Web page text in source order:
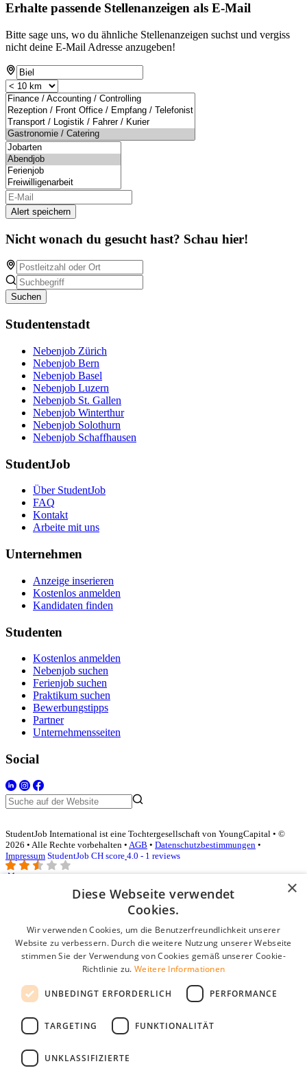
Erhalte passende Stellenanzeigen als E-Mail
Bitte sage uns, wo du ähnliche Stellenanzeigen suchst und vergiss
nicht deine E-Mail Adresse anzugeben!
Alert speichern
Nicht wonach du gesucht hast? Schau hier!
Suchen
Studentenstadt
Nebenjob Zürich
Nebenjob Bern
Nebenjob Basel
Nebenjob Luzern
Nebenjob St. Gallen
Nebenjob Winterthur
Nebenjob Solothurn
Nebenjob Schaffhausen
StudentJob
Über StudentJob
FAQ
Kontakt
Arbeite mit uns
Unternehmen
Anzeige inserieren
Kostenlos anmelden
Kandidaten finden
Studenten
Kostenlos anmelden
Nebenjob suchen
Ferienjob suchen
Praktikum suchen
Bewerbungstipps
Partner
Unternehmensseiten
Social
StudentJob International ist eine Tochtergesellschaft von YoungCapital • ©
2026 • Alle Rechte vorbehalten • AGB • Datenschutzbestimmungen •
Impressum StudentJob CH score 4.0 - 1 reviews
Login für Unternehmen
E-Mail*
Passwort
Angemeldet bleiben
Passwort vergessen?
Kostenloses Unternehmensprofil
Wenn Sie sich registriert haben, können Sie ein Unternehmensprofil
×
Diese Webseite verwendet
Cookies.
Wir verwenden Cookies, um die Benutzerfreundlichkeit unserer
Website zu verbessern. Durch die weitere Nutzung unserer Webseite
stimmen Sie der Verwendung von Cookies gemäß unserer Cookie-
Richtlinie zu. Weitere Informationen
UNBEDINGT ERFORDERLICH PERFORMANCE
TARGETING FUNKTIONALITÄT
UNKLASSIFIZIERTE